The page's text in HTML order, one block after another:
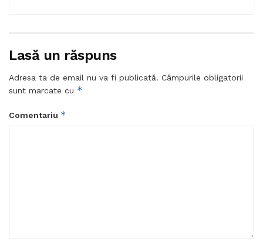
Lasă un răspuns
Adresa ta de email nu va fi publicată. Câmpurile obligatorii
sunt marcate cu *
Comentariu *